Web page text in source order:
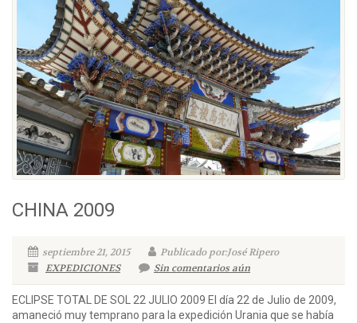
CHINA 2009
septiembre 21, 2015
Publicado por:José Ripero
EXPEDICIONES
Sin comentarios aún
ECLIPSE TOTAL DE SOL 22 JULIO 2009 El día 22 de Julio de 2009,
amaneció muy temprano para la expedición Urania que se había